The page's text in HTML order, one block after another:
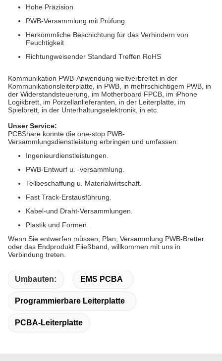
Hohe Präzision
PWB-Versammlung mit Prüfung
Herkömmliche Beschichtung für das Verhindern von
Feuchtigkeit
Richtungweisender Standard Treffen RoHS
Kommunikation PWB-Anwendung weitverbreitet in der
Kommunikationsleiterplatte, in PWB, in mehrschichtigem PWB, in
der Widerstandsteuerung, im Motherboard FPCB, im iPhone
Logikbrett, im Porzellanlieferanten, in der Leiterplatte, im
Spielbrett, in der Unterhaltungselektronik, in etc.
Unser Service:
PCBShare konnte die one-stop PWB-
Versammlungsdienstleistung erbringen und umfassen:
Ingenieurdienstleistungen.
PWB-Entwurf u. -versammlung.
Teilbeschaffung u. Materialwirtschaft.
Fast Track-Erstausführung.
Kabel-und Draht-Versammlungen.
Plastik und Formen.
Wenn Sie entwerfen müssen, Plan, Versammlung PWB-Bretter
oder das Endprodukt Fließband, willkommen mit uns in
Verbindung treten.
Umbauten: EMS PCBA
Programmierbare Leiterplatte
PCBA-Leiterplatte